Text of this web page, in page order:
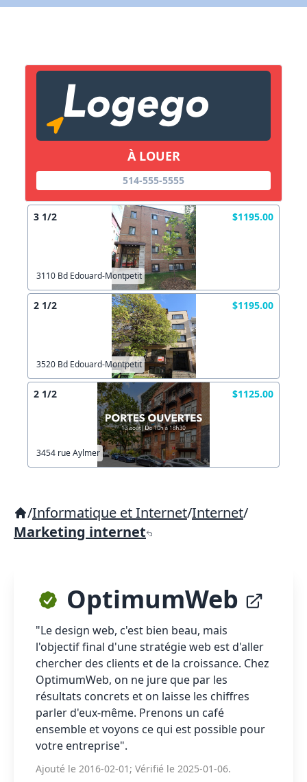
À LOUER
514-555-5555
3 1/2 $1195.00
3110 Bd Edouard-Montpetit
2 1/2 $1195.00
3520 Bd Edouard-Montpetit
2 1/2 $1125.00
3454 rue Aylmer
/Informatique et Internet/Internet/
Marketing internet
OptimumWeb
"Le design web, c'est bien beau, mais
l'objectif final d'une stratégie web est d'aller
chercher des clients et de la croissance. Chez
OptimumWeb, on ne jure que par les
résultats concrets et on laisse les chiffres
parler d'eux-même. Prenons un café
ensemble et voyons ce qui est possible pour
votre entreprise".
Ajouté le 2016-02-01; Vérifié le 2025-01-06.
X Fermer
Lien vers inscription (sera inclus dans courriel)
Copier lien
X Fermer Envoyez